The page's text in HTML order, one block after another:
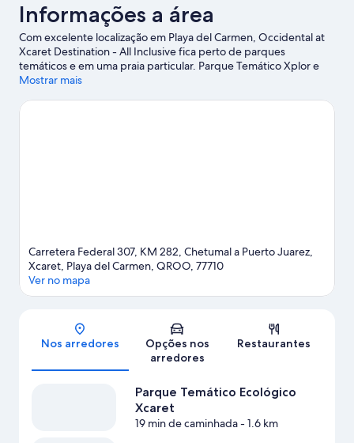
Informações a área
Com excelente localização em Playa del Carmen, Occidental at
Xcaret Destination - All Inclusive fica perto de parques
temáticos e em uma praia particular. Parque Temático Xplor e
Terminal Marítimo de Playa Del Carmen são atrações ideais para
região, explore lugares como Praia principal de Playa del
Mostrar mais
Carretera Federal 307, KM 282, Chetumal a Puerto Juarez,
Xcaret, Playa del Carmen, QROO, 77710
Ver no mapa
Nos arredores
Opções nos
arredores
Restaurantes
Parque Temático Ecológico
Xcaret
19 min de caminhada- 1.6 km